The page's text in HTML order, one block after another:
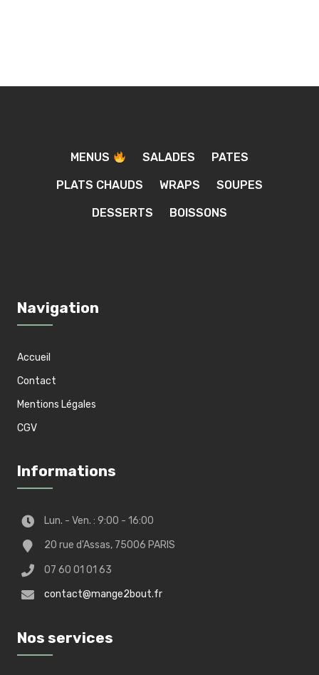
MENUS SALADES PATES
PLATS CHAUDS WRAPS SOUPES
DESSERTS BOISSONS
Navigation
Accueil
Contact
Mentions Légales
CGV
Informations
Lun. - Ven. : 9:00 - 16:00
20 rue d'Assas, 75006 PARIS
07 60 01 01 63
contact@mange2bout.fr
Nos services